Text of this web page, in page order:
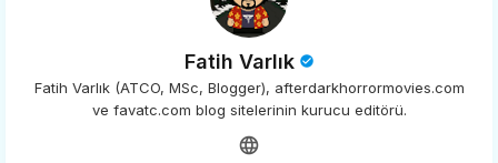
Fatih Varlık
Fatih Varlık (ATCO, MSc, Blogger), afterdarkhorrormovies.com
ve favatc.com blog sitelerinin kurucu editörü.